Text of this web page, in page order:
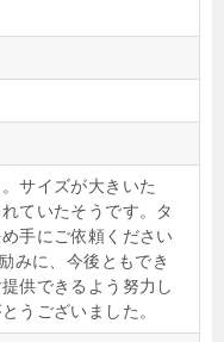
サイズが大きいた
ていたそうです。タ
手にご依頼ください
みに、今後ともでき
供できるよう努力し
うございました。